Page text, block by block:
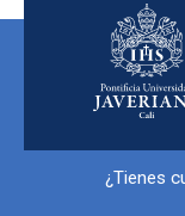
¿Tienes